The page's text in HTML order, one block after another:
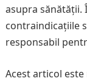
asupra sănătății.
contraindicațiile
responsabil
Acest articol